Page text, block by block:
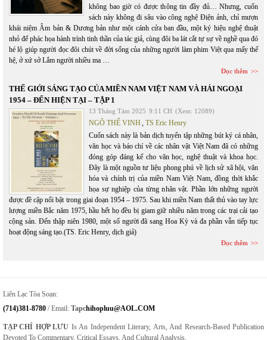
không bao giờ có được thông tin đầy đủ… Nhưng, cuốn
sách này không đi sâu vào công nghệ Điện ảnh, chỉ mượn
khái niệm Âm bản & Dương bản như một cánh cửa ban đầu, một ký hiệu nghệ thuật
nhỏ để phác họa hành trình tinh thần của tác giả, cùng đôi ba lát cắt tự sự về nghề qua đó
hé lộ giúp người đọc đôi chút về đời sống của những người làm phim Việt qua mấy thế
hệ, ở xứ sở Lắm người nhiều ma …
Đọc thêm
THẾ GIỚI SÁNG TẠO CỦA MIỀN NAM VIỆT NAM VÀ HẢI NGOẠI
1954 – ĐẾN HIỆN TẠI – TẬP 1
13 Tháng Tám 2025 9:11 CH (Xem: 12089)
NGÔ THẾ VINH, TS Eric Henry
Cuốn sách này là bản dịch tuyển tập những bút ký cá nhân,
văn học và báo chí về các nhân vật Việt Nam đã có những
đóng góp đáng kể cho văn học, nghệ thuật và khoa học.
Đây là một nguồn tư liệu phong phú về lịch sử xã hội, văn
hóa và chính trị của miền Nam Việt Nam, đồng thời khắc
họa sự nghiệp của từng nhân vật. Phần lớn những người
được đề cập nổi bật trong giai đoạn 1954 – 1975. Sau khi miền Nam thất thủ vào tay lực
lượng miền Bắc năm 1975, hầu hết họ đều bị giam giữ nhiều năm trong các trại cải tạo
cộng sản. Đến thập niên 1980, một số người đã sang Hoa Kỳ và đa phần vẫn tiếp tục
hoạt động sáng tạo.(TS. Eric Henry, dịch giả)
Đọc thêm
Liên Lạc Tòa Soạn:
(714)381-8780 / Email: TapcHihopluu@AOL.COM
TẠP CHÍ HỢP LƯU Is An Independent Literary, Arts, And Research-Based Publication
Devoted To Commentary, Critical Essays, And Cultural Analysis.